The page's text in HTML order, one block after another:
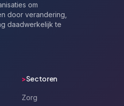
om
door verandering,
daadwerkelijk te
>Sectoren
Zorg